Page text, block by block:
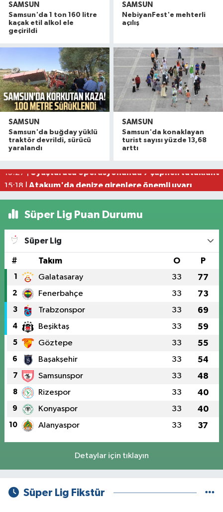
SAMSUN
Samsun'da 1 ton 160 litre
kaçak etil alkol ele
geçirildi
SAMSUN
NebiyanFest'e mehterli
açılış
SAMSUN
Samsun'da buğday yüklü
traktör devrildi, sürücü
yaralandı
SAMSUN
Samsun'da konaklayan
turist sayısı yüzde 13,68
arttı
19:58 |Havza'da 11 yıl 8 ay hapis cezasıyla aranan
16:49 |Dron saldırısına uğrayan geminin içi
16:40 | Samsunspor’dan Kasımpaşa karşısında ilk
15:18 |
Süper Lig Puan Durumu
Süper Lig
# Takım O P
1 Galatasaray 33 77
2 Fenerbahçe 33 73
3 Trabzonspor 33 69
4 Beşiktaş 33 59
5 Göztepe 33 55
6 Başakşehir 33 54
7 Samsunspor 33 48
8 Rizespor 33 40
9 Konyaspor 33 40
10 Alanyaspor 33 37
Detaylar için tıklayın
Süper Lig Fikstür